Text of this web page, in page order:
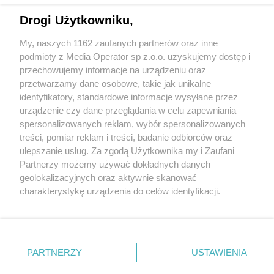
Wydawca mediówlokalnych
Nie zapomnij
zapoznać się z:
polityką prywatności
Twojemiasto
Piekary Śląskie
Chorzów
Tarnowskie Góry
Gliwice
Skontaktuj się z nami
Kontakt
Redakcja
Newsletter
Drogi Użytkowniku,
My, naszych 1162 zaufanych partnerów oraz inne
podmioty z Media Operator sp z.o.o. uzyskujemy dostęp i
przechowujemy informacje na urządzeniu oraz
przetwarzamy dane osobowe, takie jak unikalne
identyfikatory, standardowe informacje wysyłane przez
urządzenie czy dane przeglądania w celu zapewniania
spersonalizowanych reklam, wybór spersonalizowanych
treści, pomiar reklam i treści, badanie odbiorców oraz
ulepszanie usług. Za zgodą Użytkownika my i Zaufani
Partnerzy możemy używać dokładnych danych
geolokalizacyjnych oraz aktywnie skanować
charakterystykę urządzenia do celów identyfikacji.
zmienić/wycofać klikając przycisk ustawień prywatności
znajdujący się w lewym dolnym rogu strony
PARTNERZY USTAWIENIA